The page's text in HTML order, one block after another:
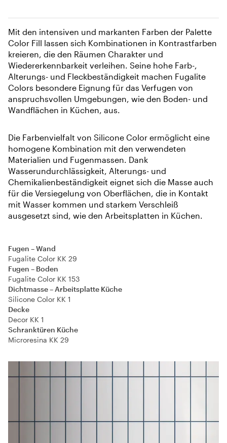
Fugen – Wand
Fugalite Color KK 29
Fugen – Boden
Fugalite Color KK 153
Dichtmasse – Arbeitsplatte Küche
Silicone Color KK 1
Decke
Decor KK 1
Schranktüren Küche
Microresina KK 29
Mit den intensiven und markanten Farben der Palette
Color Fill lassen sich Kombinationen in Kontrastfarben
kreieren, die den Räumen Charakter und
Wiedererkennbarkeit verleihen. Seine hohe Farb-,
Alterungs- und Fleckbeständigkeit machen Fugalite
Colors besondere Eignung für das Verfugen von
anspruchsvollen Umgebungen, wie den Boden- und
Wandflächen in Küchen, aus.
Die Farbenvielfalt von Silicone Color ermöglicht eine
homogene Kombination mit den verwendeten
Materialien und Fugenmassen. Dank
Wasserundurchlässigkeit, Alterungs- und
Chemikalienbeständigkeit eignet sich die Masse auch
für die Versiegelung von Oberflächen, die in Kontakt
mit Wasser kommen und starkem Verschleiß
ausgesetzt sind, wie den Arbeitsplatten in Küchen.